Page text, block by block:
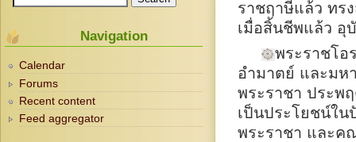
Navigation
Calendar
Forums
Recent content
Feed aggregator
ราชฤาษีแล้ว ทร
เมื่อสิ้นชีพแล้ว อุ
พระราชโอ
อำมาตย์ และมห
พระราชา ประพ
เป็นประโยชน์ใ
พระราชา และค